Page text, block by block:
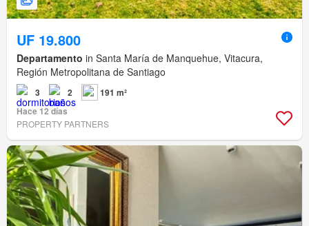
UF 19.800
Departamento in Santa María de Manquehue, Vitacura,
Región Metropolitana de Santiago
3 2
191 m²
Hace 12 días
PROPERTY PARTNERS